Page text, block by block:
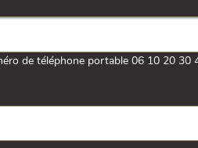
de téléphone portable 06 10 20 30